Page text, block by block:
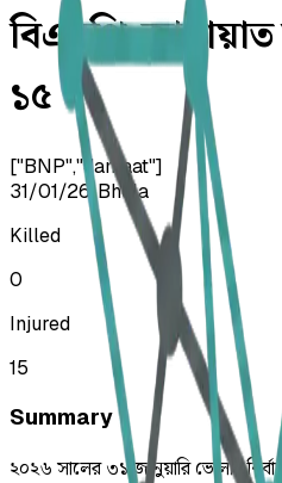
বিএনপি-
১৫
["BNP","Jamaat"]
31/01/26 •Bhola
Killed
0
Injured
15
Summary
২০২৬ সালের ৩১ জানুয়ারি ভোলার